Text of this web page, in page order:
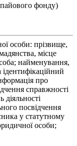
фонду)
особи: прізвище,
місце
найменування,
ідентифікаційний
про
справжності
діяльності
посвідчення
у статутному
особи;